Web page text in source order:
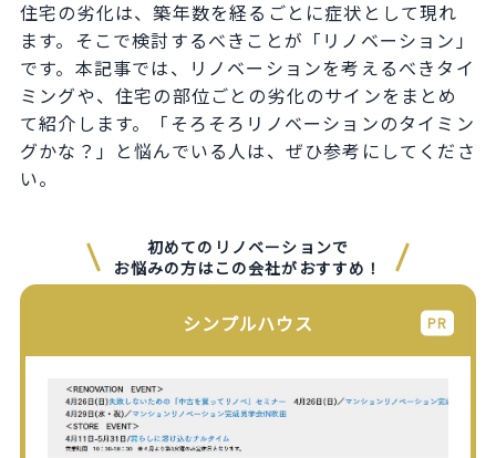
住宅の劣化は、築年数を経るごとに症状として現れ
ます。そこで検討するべきことが「リノベーション」
です。本記事では、リノベーションを考えるべきタイ
ミングや、住宅の部位ごとの劣化のサインをまとめ
て紹介します。「そろそろリノベーションのタイミン
グかな？」と悩んでいる人は、ぜひ参考にしてくださ
い。
初めてのリノベーションで
お悩みの方はこの会社がおすすめ！
シンプルハウス